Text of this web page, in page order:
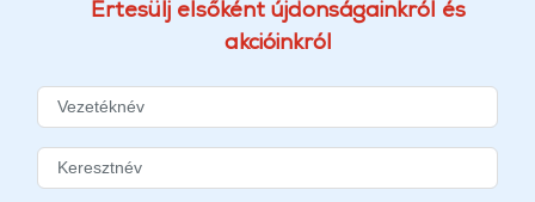
Értesülj elsőként újdonságainkról és
akcióinkról